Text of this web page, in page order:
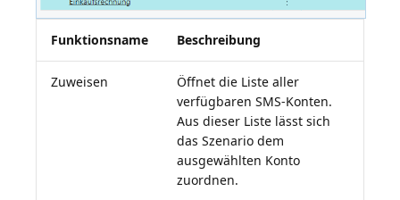
Funktionsname Beschreibung
Zuweisen
Öffnet die Liste aller
verfügbaren SMS-Konten.
Aus dieser Liste lässt sich
das Szenario dem
ausgewählten Konto
zuordnen.